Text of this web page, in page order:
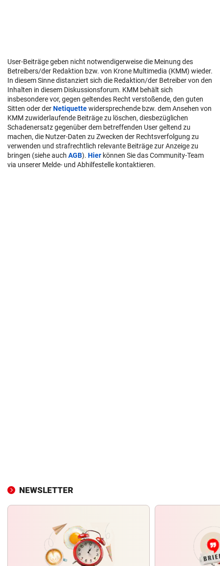
User-Beiträge geben nicht notwendigerweise die Meinung des
Betreibers/der Redaktion bzw. von Krone Multimedia (KMM) wieder.
In diesem Sinne distanziert sich die Redaktion/der Betreiber von den
Inhalten in diesem Diskussionsforum. KMM behält sich
insbesondere vor, gegen geltendes Recht verstoßende, den guten
Sitten oder derNetiquettewidersprechende bzw. dem Ansehen von
KMM zuwiderlaufende Beiträge zu löschen, diesbezüglichen
Schadenersatz gegenüber dem betreffenden User geltend zu
machen, die Nutzer-Daten zu Zwecken der Rechtsverfolgung zu
verwenden und strafrechtlich relevante Beiträge zur Anzeige zu
bringen (siehe auch AGB). Hier können Sie das Community-Team
via unserer Melde- und Abhilfestelle kontaktieren.
NEWSLETTER